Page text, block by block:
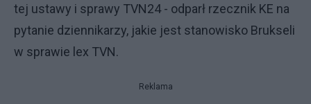
tej ustawy i sprawy TVN24 - odparł rzecznik KE na
pytanie dziennikarzy, jakie jest stanowisko Brukseli
w sprawie lex TVN.
Reklama